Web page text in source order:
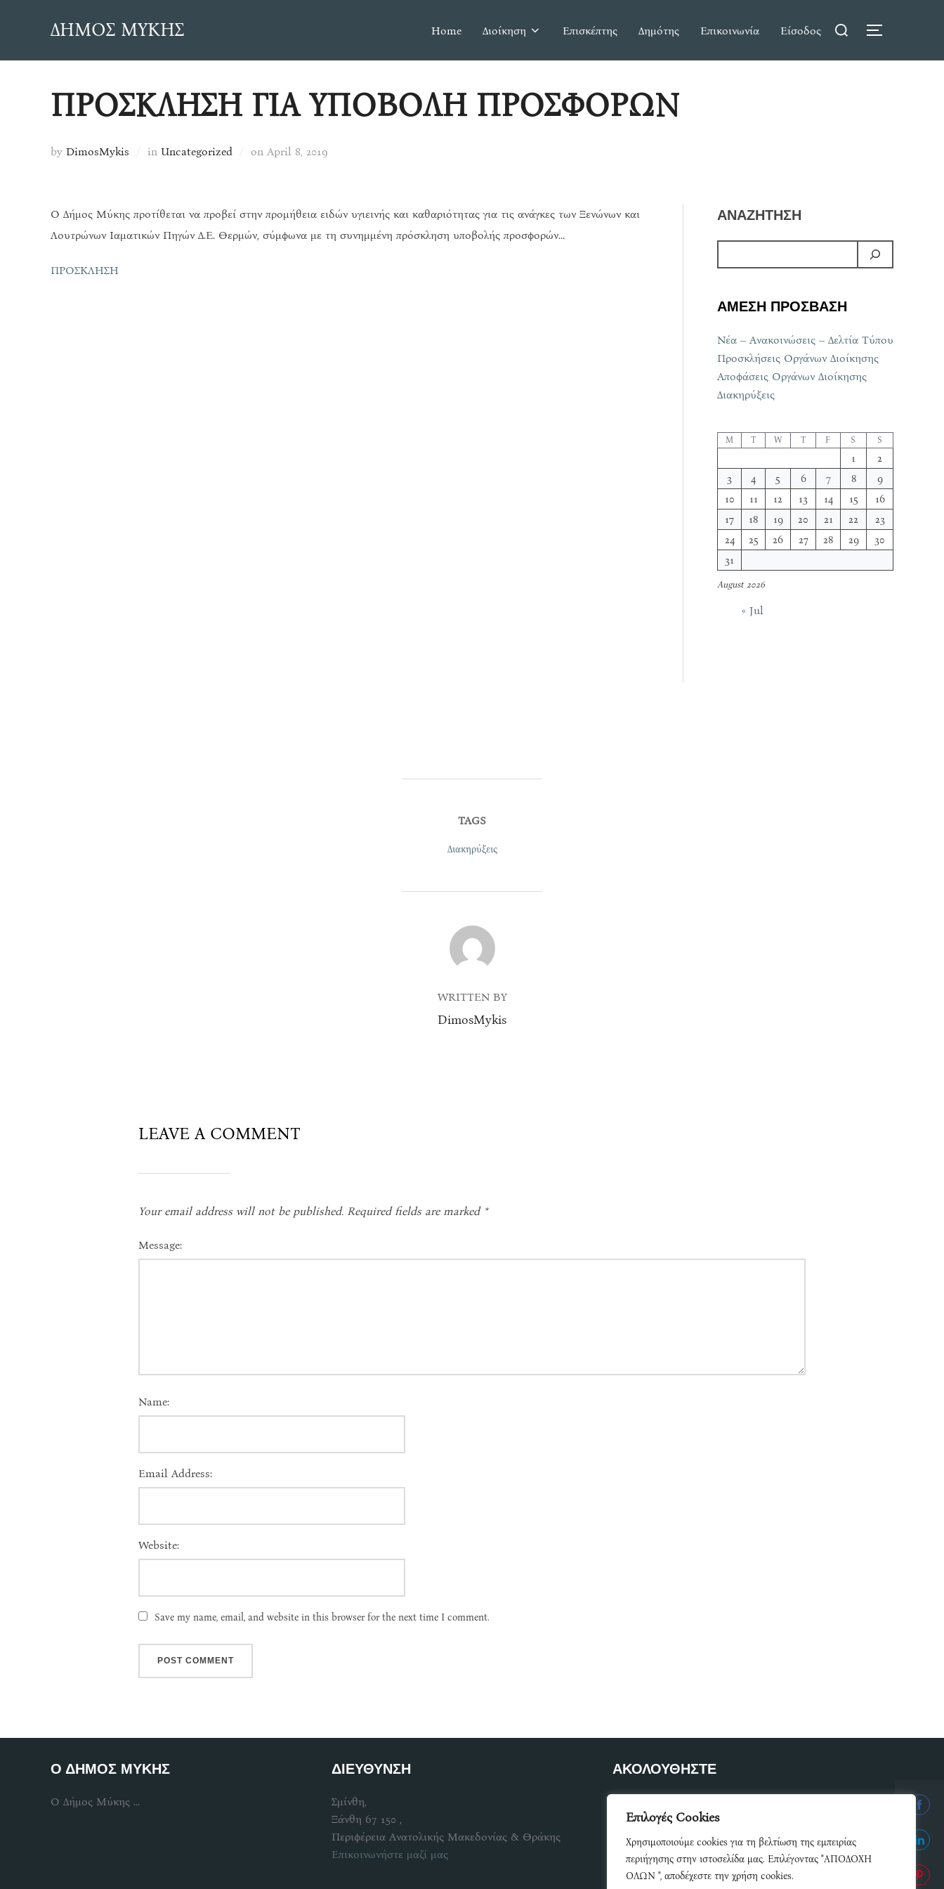
Επιλογές Cookies
Χρησιμοποιούμε cookies για τη βελτίωση της εμπειρίας
περιήγησης στην ιστοσελίδα μας. Επιλέγοντας "ΑΠΟΔΟΧΗ
ΟΛΩΝ ", αποδέχεστε την χρήση cookies.
ΔΗΜΟΣ ΜΥΚΗΣ Home Διοίκηση Επισκέπτης Δημότης Επικοινωνία Είσοδος
Search
TOGGLE
ΠΡΟΣΚΛΗΣΗ ΓΙΑ ΥΠΟΒΟΛΗ ΠΡΟΣΦΟΡΩΝ
by DimosMykis in Uncategorized on Posted
April 8, 2019
Ο Δήμος Μύκης προτίθεται να προβεί στην προμήθεια ειδών υγιεινής και καθαριότητας για τις ανάγκες των Ξενώνων και
Λουτρώνων Ιαματικών Πηγών Δ.Ε. Θερμών, σύμφωνα με τη συνημμένη πρόσκληση υποβολής προσφορών…
ΠΡΟΣΚΛΗΣΗ
ΑΝΑΖΗΤΗΣΗ
ΑΜΕΣΗ ΠΡΟΣΒΑΣΗ
Νέα – Ανακοινώσεις – Δελτία Τύπου
Προσκλήσεις Οργάνων Διοίκησης
Αποφάσεις Οργάνων Διοίκησης
Διακηρύξεις
August 2026
M T W T F S S
1
2
3
4 5 6 7 8
9
10
11 12 13 14 15
16
17
18 19 20 21 22
23
24
25 26 27 28 29
30
31
« Jul
TAGS
Διακηρύξεις
POST AUTHOR
WRITTEN BY
DimosMykis
LEAVE A COMMENT
Your email address will not be published. Required fields are marked *
Message:
Name:
Email Address:
Website:
Save my name, email, and website in this browser for the next time I comment.
Ο ΔΗΜΟΣ ΜΥΚΗΣ
Ο Δήμος Μύκης ...
ΔΙΕΥΘΥΝΣΗ
Σμίνθη,
Ξάνθη 67 150 ,
Περιφέρεια Ανατολικής Μακεδονίας & Θράκης
Επικοινωνήστε μαζί μας
ΑΚΟΛΟΥΘΗΣΤΕ
on
on